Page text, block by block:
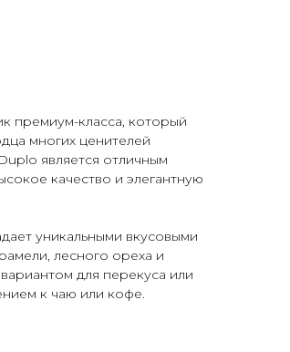
премиум-класса, который
многих ценителей
является отличным
качество и элегантную
уникальными вкусовыми
лесного ореха и
для перекуса или
к чаю или кофе.